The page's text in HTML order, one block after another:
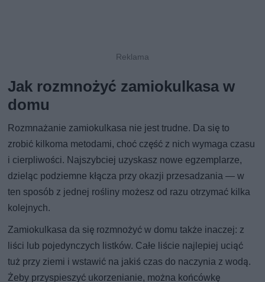
Jak rozmnożyć zamiokulkasa w
domu
Rozmnażanie zamiokulkasa nie jest trudne. Da się to
zrobić kilkoma metodami, choć część z nich wymaga czasu
i cierpliwości. Najszybciej uzyskasz nowe egzemplarze,
dzieląc podziemne kłącza przy okazji przesadzania — w
ten sposób z jednej rośliny możesz od razu otrzymać kilka
kolejnych.
Zamiokulkasa da się rozmnożyć w domu także inaczej: z
liści lub pojedynczych listków. Całe liście najlepiej uciąć
tuż przy ziemi i wstawić na jakiś czas do naczynia z wodą.
Żeby przyspieszyć ukorzenianie, można końcówkę